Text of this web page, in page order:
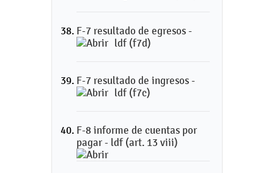
F-7 resultado de egresos -
ldf (f7d)
F-7 resultado de ingresos -
ldf (f7c)
F-8 informe de cuentas por
pagar - ldf (art. 13 viii)